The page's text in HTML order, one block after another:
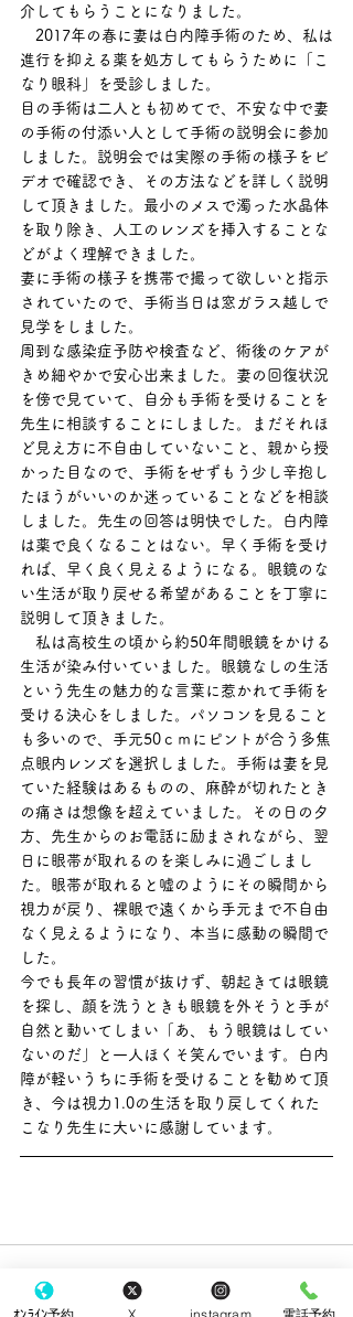
介してもらうことになりました。
2017年の春に妻は白内障手術のため、私は
進行を抑える薬を処方してもらうために「こ
なり眼科」を受診しました。
目の手術は二人とも初めてで、不安な中で妻
の手術の付添い人として手術の説明会に参加
しました。説明会では実際の手術の様子をビ
デオで確認でき、その方法などを詳しく説明
して頂きました。最小のメスで濁った水晶体
を取り除き、人工のレンズを挿入することな
どがよく理解できました。
妻に手術の様子を携帯で撮って欲しいと指示
されていたので、手術当日は窓ガラス越しで
見学をしました。
周到な感染症予防や検査など、術後のケアが
きめ細やかで安心出来ました。妻の回復状況
を傍で見ていて、自分も手術を受けることを
先生に相談することにしました。まだそれほ
ど見え方に不自由していないこと、親から授
かった目なので、手術をせずもう少し辛抱し
たほうがいいのか迷っていることなどを相談
しました。先生の回答は明快でした。白内障
は薬で良くなることはない。早く手術を受け
れば、早く良く見えるようになる。眼鏡のな
い生活が取り戻せる希望があることを丁寧に
説明して頂きました。
私は高校生の頃から約50年間眼鏡をかける
生活が染み付いていました。眼鏡なしの生活
という先生の魅力的な言葉に惹かれて手術を
受ける決心をしました。パソコンを見ること
も多いので、手元50ｃｍにピントが合う多焦
点眼内レンズを選択しました。手術は妻を見
ていた経験はあるものの、麻酔が切れたとき
の痛さは想像を超えていました。その日の夕
方、先生からのお電話に励まされながら、翌
日に眼帯が取れるのを楽しみに過ごしまし
た。眼帯が取れると嘘のようにその瞬間から
視力が戻り、裸眼で遠くから手元まで不自由
なく見えるようになり、本当に感動の瞬間で
した。
今でも長年の習慣が抜けず、朝起きては眼鏡
を探し、顔を洗うときも眼鏡を外そうと手が
自然と動いてしまい「あ、もう眼鏡はしてい
ないのだ」と一人ほくそ笑んでいます。白内
障が軽いうちに手術を受けることを勧めて頂
き、今は視力1.0の生活を取り戻してくれた
こなり先生に大いに感謝しています。
ｵﾝﾗｲﾝ予約 X instagram 電話予約